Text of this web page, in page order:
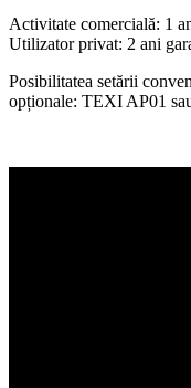
Activitate comercială: 1
Utilizator privat: 2 ani
Posibilitatea setării
opționale: TEXI AP01